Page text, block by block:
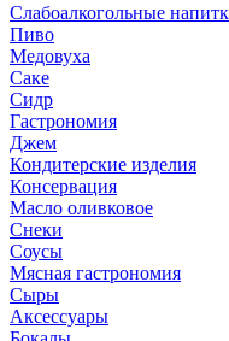
Слабоалкогольные
Пиво
Медовуха
Саке
Сидр
Гастрономия
Джем
Кондитерские изделия
Консервация
Масло оливковое
Снеки
Соусы
Мясная гастрономия
Сыры
Аксессуары